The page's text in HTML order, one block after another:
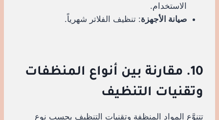
الاستخدام.
صيانة الأجهزة: تنظيف الفلاتر شهرياً.
10. مقارنة بين أنواع المنظفات
وتقنيات التنظيف
تتنوَّع المواد المنظفة وتقنيات التنظيف بحسب نوع